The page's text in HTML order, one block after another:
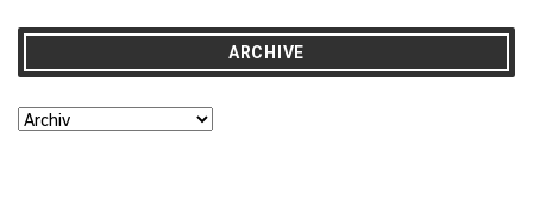
ARCHIVE